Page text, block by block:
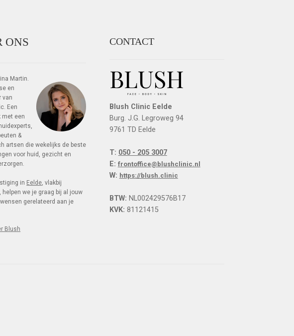
ONS
Martin.
en
van
Een
met een
&
artsen die weke­lijks de beste
voor huid, gezicht en
in Eelde, vlakbij
helpen we je graag bij al jouw
gerelateerd aan je
Blush
CONTACT
Blush Clinic Eelde
Burg. J.G. Legroweg 94
9761 TD Eelde
T: 050 - 205 3007
E: frontoffice@blushclinic.nl
W: https://blush.clinic
BTW: NL002429576B17
KVK: 81121415